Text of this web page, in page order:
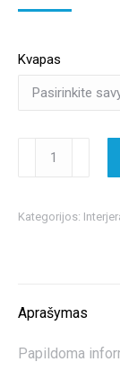
Kvapas
produkto
Gift
Kategorijos:
Aprašymas
Papildoma